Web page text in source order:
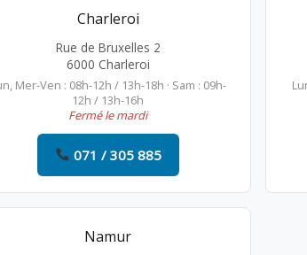
Charleroi
Rue de Bruxelles 2
6000 Charleroi
Mer-Ven : 08h-12h / 13h-18h · Sam : 09h-
12h / 13h-16h
Fermé le mardi
071 / 305 885
Namur